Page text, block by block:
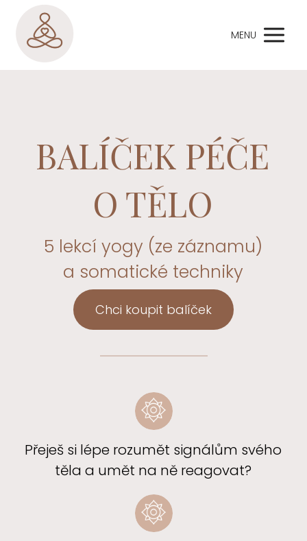
MENU
BALÍČEK PÉČE
O TĚLO
5 lekcí yogy (ze záznamu)
a somatické techniky
Chci koupit balíček
Přeješ si lépe rozumět signálům svého
těla a umět na ně reagovat?